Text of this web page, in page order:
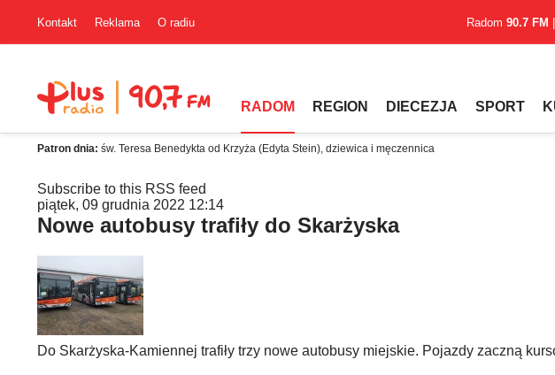
Kontakt Reklama O radiu Radom 90.7 FM
RADOM REGION DIECEZJA SPORT
Patron dnia: św. Teresa Benedykta od Krzyża (Edyta Stein), dziewica i męczennica
Subscribe to this RSS feed
piątek, 09 grudnia 2022 12:14
Nowe autobusy trafiły do Skarżyska
Do Skarżyska-Kamiennej trafiły trzy nowe autobusy miejskie. Pojazdy zaczną